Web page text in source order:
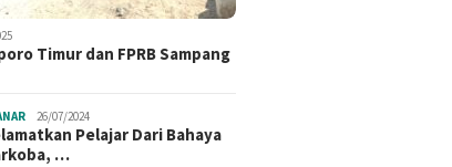
Timur dan FPRB Sampang
26/07/2024
Pelajar Dari Bahaya
…